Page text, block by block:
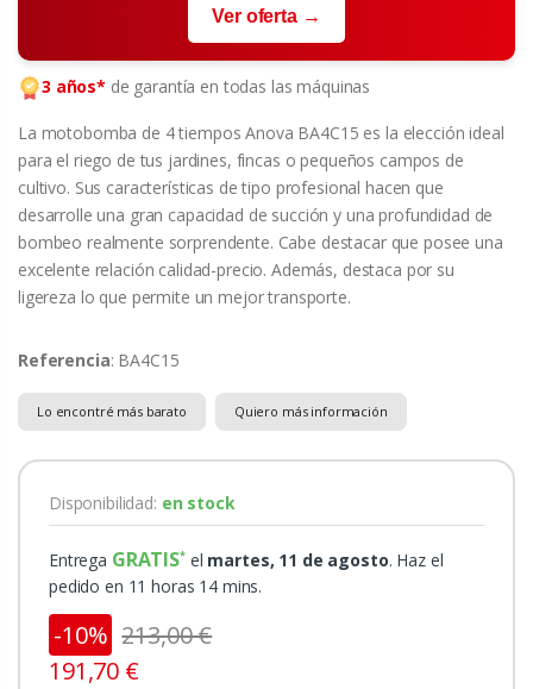
Ver oferta →
3 años* de garantía en todas las máquinas
La motobomba de 4 tiempos Anova BA4C15 es la elección ideal
para el riego de tus jardines, fincas o pequeños campos de
cultivo. Sus características de tipo profesional hacen que
desarrolle una gran capacidad de succión y una profundidad de
bombeo realmente sorprendente. Cabe destacar que posee una
excelente relación calidad-precio. Además, destaca por su
ligereza lo que permite un mejor transporte.
Referencia: BA4C15
Lo encontré más barato Quiero más información
Disponibilidad: en stock
Entrega GRATIS el martes, 11 de agosto. Haz el
pedido en 11 horas 14 mins.
-10% 213,00 €
191,70 €